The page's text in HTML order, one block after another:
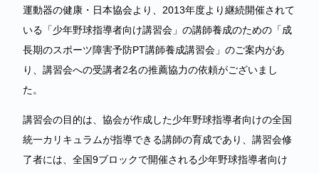
運動器の健康・日本協会より、2013年度より継続開催されて
いる「少年野球指導者向け講習会」の講師養成のための「成
長期のスポーツ障害予防PT講師養成講習会」のご案内があ
り、講習会への受講者2名の推薦協力の依頼がございまし
た。
講習会の目的は、協会が作成した少年野球指導者向けの全国
統一カリキュラムが指導できる講師の育成であり、講習会修
了者には、全国9ブロックで開催される少年野球指導者向け